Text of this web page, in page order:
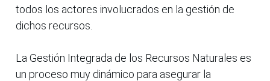
todos los actores involucrados en la gestión de
dichos recursos.
La Gestión Integrada de los Recursos Naturales es
un proceso muy dinámico para asegurar la